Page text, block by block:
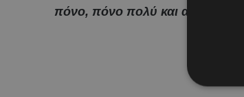
πόνο, πόνο πολύ και αγάπη».